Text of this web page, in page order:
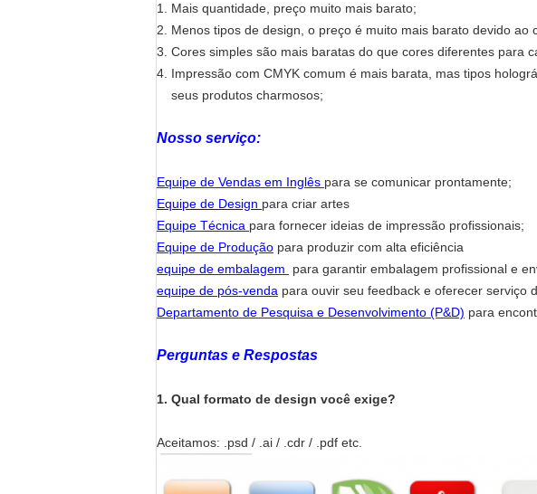
1. Mais quantidade, preço muito mais barato;
2. Menos tipos de design, o preço é muito mais barato devido ao
3. Cores simples são mais baratas do que cores diferentes para
4. Impressão com CMYK comum é mais barata, mas tipos
seus produtos charmosos;
Nosso serviço:
Equipe de Vendas em Inglês para se comunicar prontamente;
Equipe de Design para criar artes
Equipe Técnica para fornecer ideias de impressão profissionais;
Equipe de Produção para produzir com alta eficiência
equipe de embalagem
para garantir embalagem profissional e
equipe de pós-venda para ouvir seu feedback e oferecer serviço
Departamento de Pesquisa e Desenvolvimento (P&D) para
Perguntas e Respostas
1. Qual formato de design você exige?
Aceitamos: .psd / .ai / .cdr / .pdf etc.